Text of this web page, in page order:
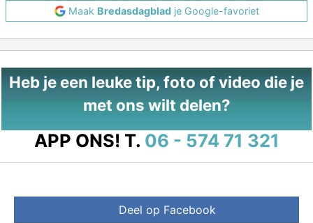
Maak Bredasdagbladje Google-favoriet
Heb je een leuke tip, foto of video die je
met ons wilt delen?
APP ONS! T. 06 - 574 71 321
Deel op Facebook